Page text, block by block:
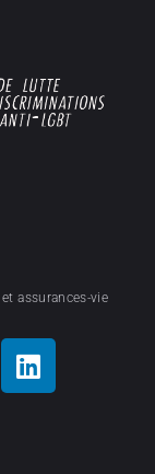
assurances-vie